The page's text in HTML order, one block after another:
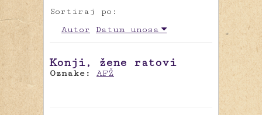
Sortiraj po:
Autor
Datum unosa
Konji, žene ratovi
Oznake: AFŽ